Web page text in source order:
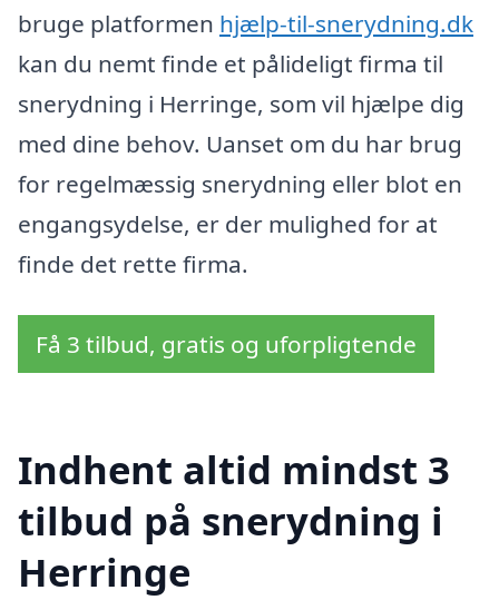
bruge platformen hjælp-til-snerydning.dk
kan du nemt finde et pålideligt firma til
snerydning i Herringe, som vil hjælpe dig
med dine behov. Uanset om du har brug
for regelmæssig snerydning eller blot en
engangsydelse, er der mulighed for at
finde det rette firma.
Få 3 tilbud, gratis og uforpligtende
Indhent altid mindst 3
tilbud på snerydning i
Herringe